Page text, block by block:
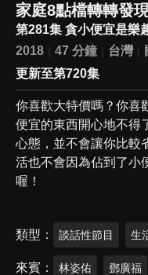
家庭8點檔轉轉發
第281集 貪小便宜是樂
2018
47 分鐘 台灣
更新至第720集
你喜歡大特價嗎？你喜
便宜的東西開心地不得
心態，並不會讓你比較
活也不會因為佔到了小
喔！
類型 談話性節目 生
來賓 林姿佑 鄧廣福